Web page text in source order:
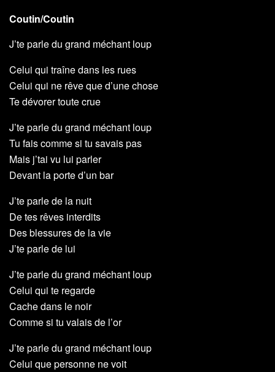
Coutin/Coutin
J’te parle du grand méchant loup
Celui qui traîne dans les rues
Celui qui ne rêve que d’une chose
Te dévorer toute crue
J’te parle du grand méchant loup
Tu fais comme si tu savais pas
Mais j’tai vu lui parler
Devant la porte d’un bar
J’te parle de la nuit
De tes rêves interdits
Des blessures de la vie
J’te parle de lui
J’te parle du grand méchant loup
Celui qui te regarde
Cache dans le noir
Comme si tu valais de l’or
J’te parle du grand méchant loup
Celui que personne ne voit